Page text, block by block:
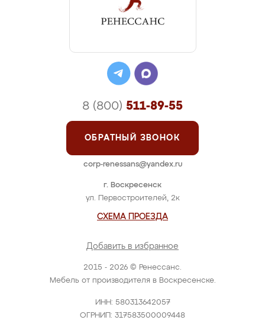
2015 - 2026 © Ренессанс.
Мебель от производителя в Воскресенске.
ИНН: 580313642057
ОГРНИП: 317583500009448
г. Воскресенск
ул. Первостроителей, 2к
СХЕМА ПРОЕЗДА
Добавить в избранное
8 (800) 511-89-55
ОБРАТНЫЙ ЗВОНОК
corp-renessans@yandex.ru